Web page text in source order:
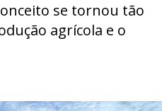
se tornou tão
agrícola e o